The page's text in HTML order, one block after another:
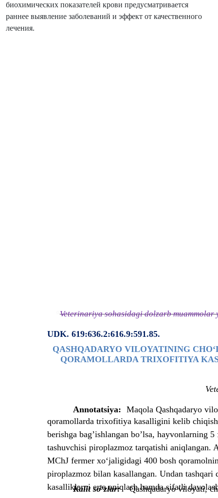
биохимических показателей крови предусматривается
раннее выявление заболеваний и эффект от качественного
лечения.
Veterinariya sohasidagi dolzarb
UDK. 619:636.2:616.9:591.85.
QASHQADARYO VILOYATINING
QORAMOLLARDA TRIXOFITIYA
Annotatsiya: Maqola Qashqadaryo
qoramollarda trixofitiya kasalligini kelib
berishga bag’ishlangan bo’lsa, hayvonlarning
tashuvchisi piroplazmoz tarqatishi aniqlangan.
MChJ fermer xo‘jaligidagi 400 bosh
piroplazmoz bilan kasallangan. Undan
kasalliklarni erta aniqlash hamda sifatli
Kalit so‘zlar:
Qashqadaryo viloyati,